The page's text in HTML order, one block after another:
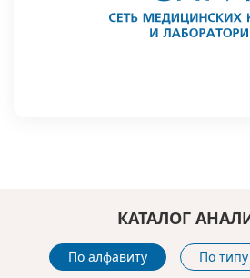
КАТАЛОГ
По алфавиту По